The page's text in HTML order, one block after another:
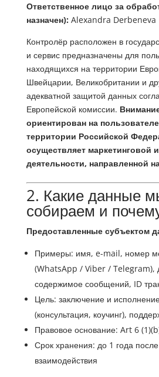
Ответственное лицо за
назначен): Alexandra Derbeneva
Контролёр расположен в
и сервис предназначены для
находящихся на территории
Швейцарии, Великобритании и
адекватной защитой данных
Европейской комиссии.
ориентирован на
территории Российской
осуществляет маркетинговой
деятельности, направленной
2. Какие данные
собираем и
Предоставленные субъектом
Примеры: имя, e-mail, номер
(WhatsApp / Viber / Telegram),
содержимое сообщений, ID
Цель: заключение и
(консультация, коучинг),
Правовое основание: Art 6
Срок хранения: до 1 года
взаимодействия